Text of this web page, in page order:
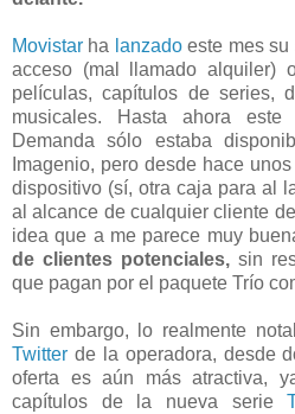
Movistar ha lanzadoeste mes su
acceso (mal llamado alquiler)
películas, capítulos de series,
musicales. Hasta ahora
Demanda sólo estaba
Imagenio, pero desde hace
dispositivo (sí, otra caja para al
al alcance de cualquier cliente
idea que a me parece muy
de clientes potenciales, sin
que pagan por el paquete Trío
Sin embargo, lo realmente
Twitter de la operadora, desde
oferta es aún más atractiva,
capítulos de la nueva serie